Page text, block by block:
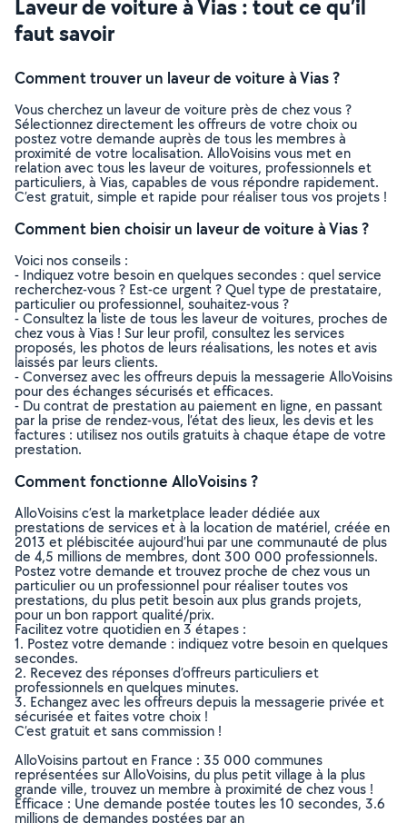
Laveur de voiture à Vias : tout ce qu’il
faut savoir
Comment trouver un laveur de voiture à Vias ?
Vous cherchez un laveur de voiture près de chez vous ?
Sélectionnez directement les offreurs de votre choix ou
postez votre demande auprès de tous les membres à
proximité de votre localisation. AlloVoisins vous met en
relation avec tous les laveur de voitures, professionnels et
particuliers, à Vias, capables de vous répondre rapidement.
C’est gratuit, simple et rapide pour réaliser tous vos projets !
Comment bien choisir un laveur de voiture à Vias ?
Voici nos conseils :
- Indiquez votre besoin en quelques secondes : quel service
recherchez-vous ? Est-ce urgent ? Quel type de prestataire,
particulier ou professionnel, souhaitez-vous ?
- Consultez la liste de tous les laveur de voitures, proches de
chez vous à Vias ! Sur leur profil, consultez les services
proposés, les photos de leurs réalisations, les notes et avis
laissés par leurs clients.
- Conversez avec les offreurs depuis la messagerie AlloVoisins
pour des échanges sécurisés et efficaces.
- Du contrat de prestation au paiement en ligne, en passant
par la prise de rendez-vous, l’état des lieux, les devis et les
factures : utilisez nos outils gratuits à chaque étape de votre
prestation.
Comment fonctionne AlloVoisins ?
AlloVoisins c’est la marketplace leader dédiée aux
prestations de services et à la location de matériel, créée en
2013 et plébiscitée aujourd’hui par une communauté de plus
de 4,5 millions de membres, dont 300 000 professionnels.
Postez votre demande et trouvez proche de chez vous un
particulier ou un professionnel pour réaliser toutes vos
prestations, du plus petit besoin aux plus grands projets,
pour un bon rapport qualité/prix.
Facilitez votre quotidien en 3 étapes :
1. Postez votre demande : indiquez votre besoin en quelques
secondes.
2. Recevez des réponses d’offreurs particuliers et
professionnels en quelques minutes.
3. Echangez avec les offreurs depuis la messagerie privée et
sécurisée et faites votre choix !
C’est gratuit et sans commission !
AlloVoisins partout en France : 35 000 communes
représentées sur AlloVoisins, du plus petit village à la plus
grande ville, trouvez un membre à proximité de chez vous !
Efficace : Une demande postée toutes les 10 secondes, 3.6
millions de demandes postées par an